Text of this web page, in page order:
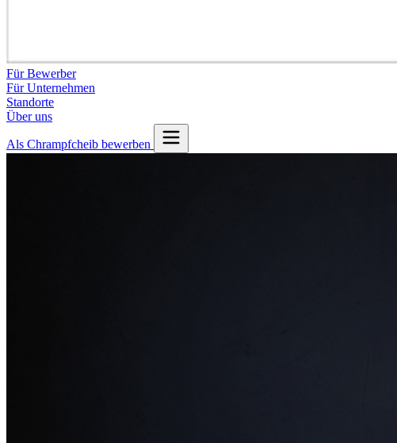
Für Bewerber
Für Unternehmen
Standorte
Über uns
Als Chrampfcheib bewerben